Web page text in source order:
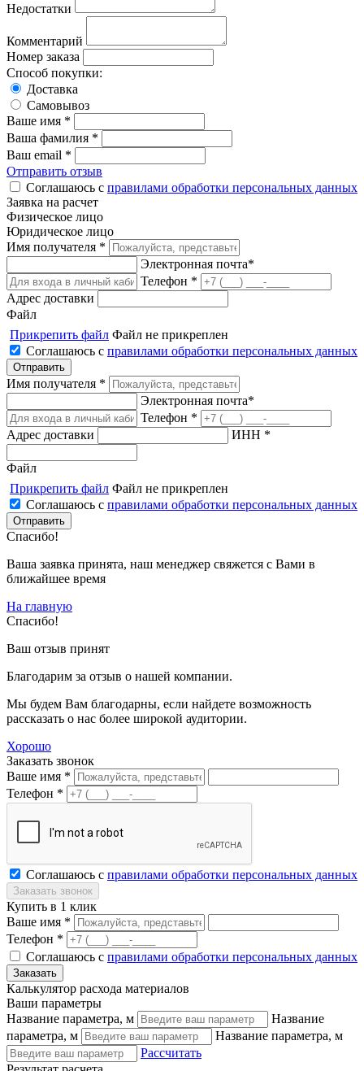
Недостатки
Комментарий
Номер заказа
Способ покупки:
Доставка
Самовывоз
Ваше имя *
Ваша фамилия *
Ваш email *
Отправить отзыв
Соглашаюсь с правилами обработки персональных данных
Заявка на расчет
Физическое лицо
Юридическое лицо
Имя получателя *
Электронная почта*
Телефон *
Адрес доставки
Файл
Прикрепить файл Файл не прикреплен
Соглашаюсь с правилами обработки персональных данных
Имя получателя *
Электронная почта*
Телефон *
Адрес доставки
ИНН *
Файл
Прикрепить файл Файл не прикреплен
Соглашаюсь с правилами обработки персональных данных
Спасибо!
Ваша заявка принята, наш менеджер свяжется с Вами в
ближайшее время
На главную
Спасибо!
Ваш отзыв принят
Благодарим за отзыв о нашей компании.
Мы будем Вам благодарны, если найдете возможность
рассказать о нас более широкой аудитории.
Хорошо
Заказать звонок
Ваше имя *
Телефон *
Соглашаюсь с правилами обработки персональных данных
Купить в 1 клик
Ваше имя *
Телефон *
Соглашаюсь с правилами обработки персональных данных
Калькулятор расхода материалов
Ваши параметры
Название параметра, м
Название
параметра, м
Название параметра, м
Рассчитать